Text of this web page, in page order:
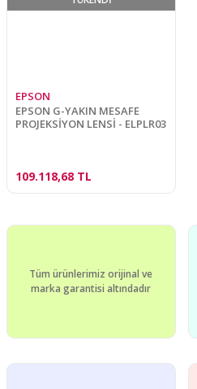
EPSON
EPSON G-YAKIN MESAFE
PROJEKSİYON LENSİ - ELPLR03
109.118,68 TL
Tüm ürünlerimiz orijinal ve
marka garantisi altındadır